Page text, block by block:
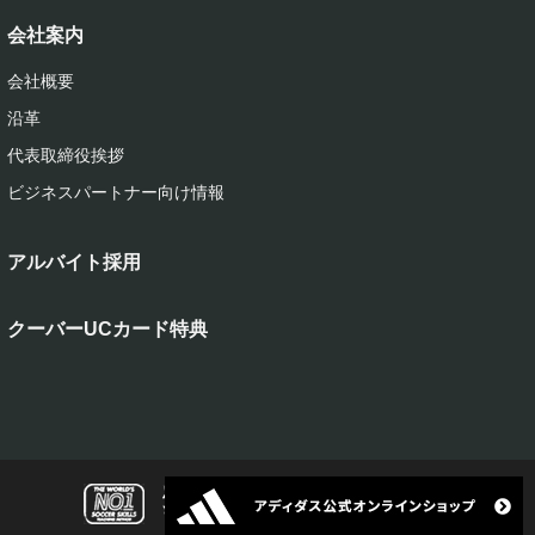
会社案内
会社概要
沿革
代表取締役挨拶
ビジネスパートナー向け情報
アルバイト採用
クーバーUCカード特典